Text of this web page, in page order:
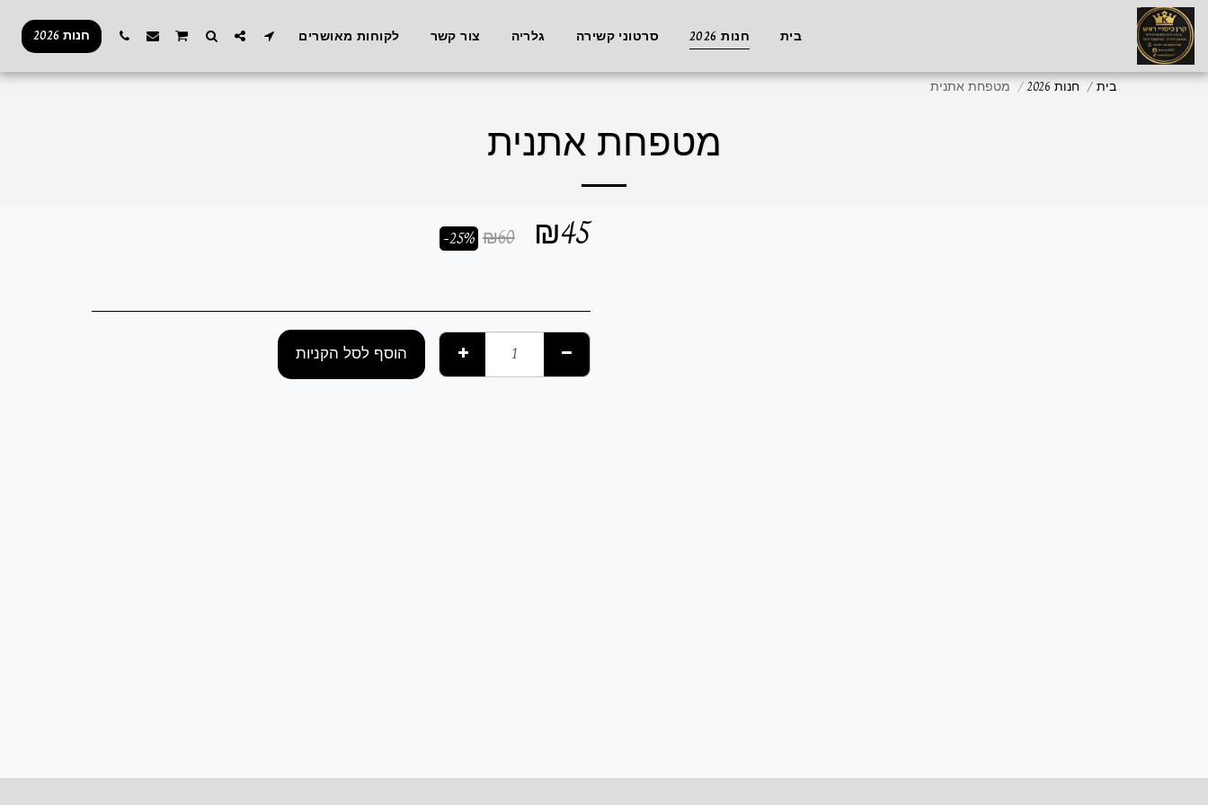
בית חנות 2026 סרטוני קשירה גלריה צור קשר לקוחות מאושרים חנות 2026
בית חנות 2026 מטפחת אתנית
מטפחת אתנית
₪45
₪60
-25%
הוסף לסל הקניות